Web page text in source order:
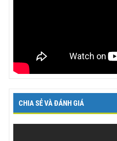
CHIA SẺ VÀ ĐÁNH GIÁ